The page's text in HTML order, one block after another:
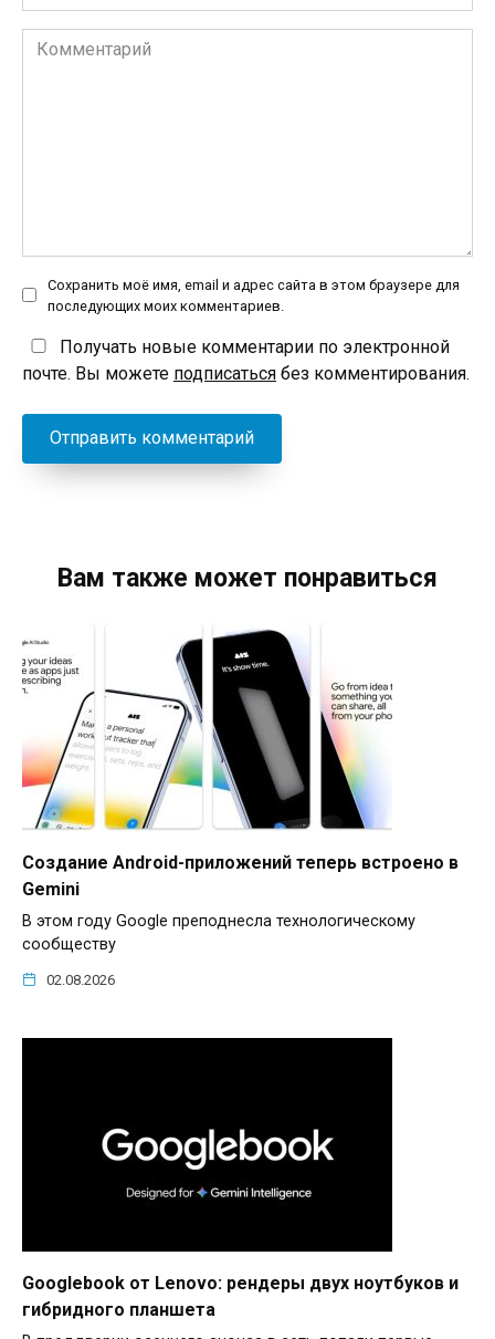
*
Комментарий
Сохранить моё имя, email и адрес сайта в этом браузере для
последующих моих комментариев.
Получать новые комментарии по электронной
почте. Вы можете подписаться без комментирования.
Вам также может понравиться
Создание Android-приложений теперь встроено в
Gemini
В этом году Google преподнесла технологическому
сообществу
02.08.2026
Googlebook от Lenovo: рендеры двух ноутбуков и
гибридного планшета